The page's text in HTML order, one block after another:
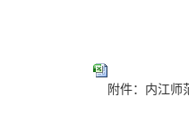
附件：内江师